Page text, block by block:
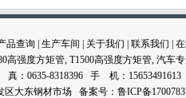
品查询 生产车间 关于我们 联系我们
高强度方矩管, T1500高强度方矩管, 汽车
：0635-8318396 手 机：15653491613
大东钢材市场 备案号： 鲁ICP备